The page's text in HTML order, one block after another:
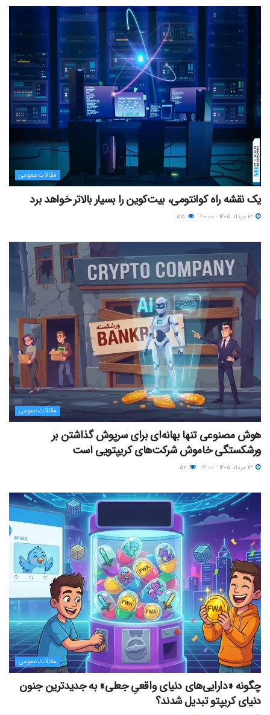
مقالات عمومی
یک نقشه راه کوانتومی، بیت‌کوین را بسیار بالاتر خواهد برد
مقالات عمومی
هوش مصنوعی تنها بهانه‌ای برای سرپوش گذاشتن بر
ورشکستگی خاموش شرکت‌های کریپتویی است
مقالات عمومی
چگونه «دارایی‌های دنیای واقعیِ جعلی» به جدیدترین جنون
دنیای کریپتو تبدیل شدند؟